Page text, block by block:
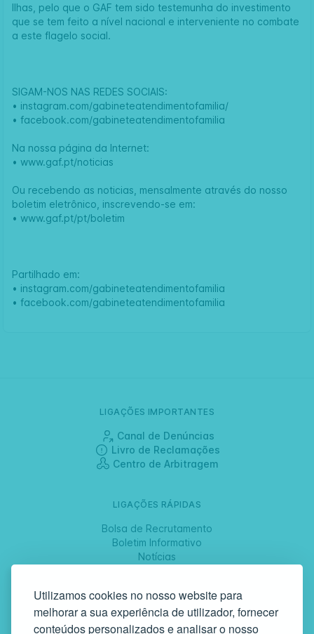
Utilizamos cookies no nosso website para
melhorar a sua experiência de utilizador, fornecer
conteúdos personalizados e analisar o nosso
Ilhas, pelo que o GAF tem sido testemunha do investimento
que se tem feito a nível nacional e interveniente no combate
a este flagelo social.
SIGAM-NOS NAS REDES SOCIAIS:
• instagram.com/gabineteatendimentofamilia/
• facebook.com/gabineteatendimentofamilia
Na nossa página da Internet:
• www.gaf.pt/noticias
Ou recebendo as noticias, mensalmente através do nosso
boletim eletrônico, inscrevendo-se em:
• www.gaf.pt/pt/boletim
Partilhado em:
• instagram.com/gabineteatendimentofamilia
• facebook.com/gabineteatendimentofamilia
LIGAÇÕES IMPORTANTES
Canal de Denúncias
Livro de Reclamações
Centro de Arbitragem
LIGAÇÕES RÁPIDAS
Bolsa de Recrutamento
Boletim Informativo
Notícias
SIGA-NOS